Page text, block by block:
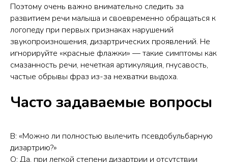
Поэтому очень важно внимательно следить за
развитием речи малыша и своевременно обращаться к
логопеду при первых признаках нарушений
звукопроизношения, дизартрических проявлений. Не
игнорируйте «красные флажки» — такие симптомы как
смазанность речи, нечеткая артикуляция, гнусавость,
частые обрывы фраз из-за нехватки выдоха.
Часто задаваемые вопросы
В: «Можно ли полностью вылечить псевдобульбарную
дизартрию?»
О: Да, при легкой степени дизартрии и отсутствии